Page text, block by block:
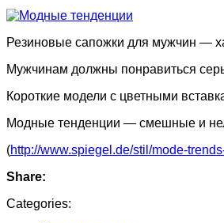
Резиновые сапожки для мужчин —
Мужчинам должны понравиться
Короткие модели с цветными
Модные тенденции — смешные и
(http://www.spiegel.de/stil/mode-
Share:
Categories: